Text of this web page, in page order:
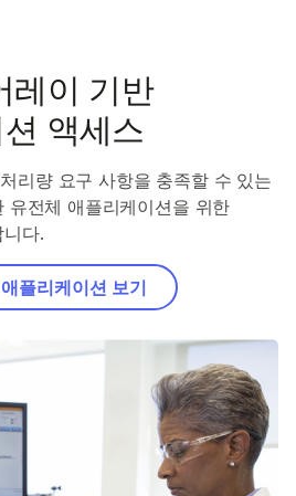
레이 기반
액세스
리량 요구 사항을 충족할 수 있는
유전체 애플리케이션을 위한
다.
플리케이션 보기